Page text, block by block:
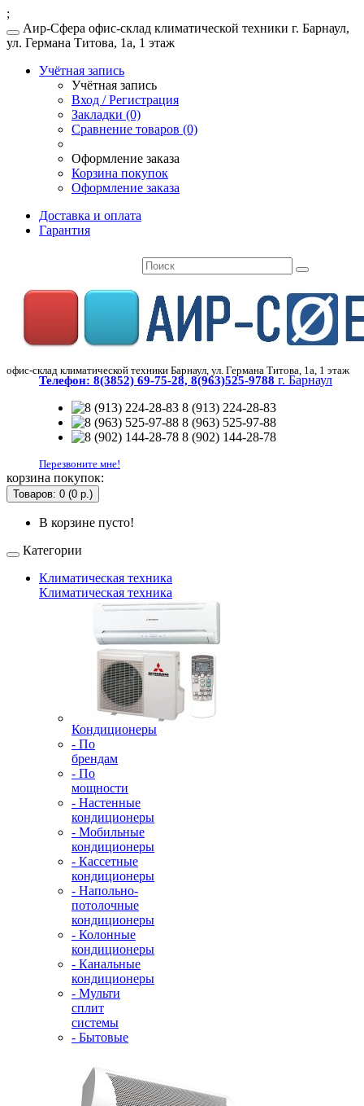
;
Аир-Сфера офис-склад климатической техники г. Барнаул,
ул. Германа Титова, 1а, 1 этаж
Учётная запись
Учётная запись
Вход / Регистрация
Закладки (0)
Сравнение товаров (0)
Оформление заказа
Корзина покупок
Оформление заказа
Доставка и оплата
Гарантия
офис-склад климатической техники Барнаул, ул. Германа Титова, 1а, 1 этаж
Телефон: 8(3852) 69-75-28, 8(963)525-9788 г. Барнаул
8 (913) 224-28-83
8 (963) 525-97-88
8 (902) 144-28-78
Перезвоните мне!
корзина покупок:
Товаров: 0 (0 р.)
В корзине пусто!
Категории
Климатическая техника
Климатическая техника
Кондиционеры
- По
брендам
- По
мощности
- Настенные
кондиционеры
- Мобильные
кондиционеры
- Кассетные
кондиционеры
- Напольно-
потолочные
кондиционеры
- Колонные
кондиционеры
- Канальные
кондиционеры
- Мульти
сплит
системы
- Бытовые